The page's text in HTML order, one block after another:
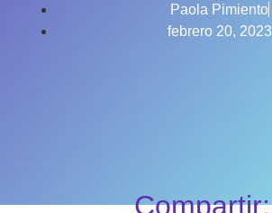
Paola Pimiento
febrero 20, 2023
Compartir: